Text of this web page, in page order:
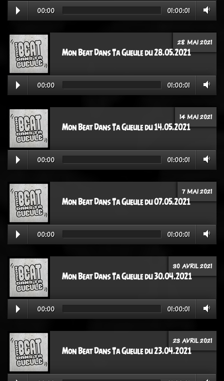
00:00 01:00:01
28 MAI 2021
Mon Beat Dans Ta Gueule du 28.05.2021
00:00 01:00:01
14 MAI 2021
Mon Beat Dans Ta Gueule du 14.05.2021
00:00 01:00:01
7 MAI 2021
Mon Beat Dans Ta Gueule du 07.05.2021
00:00 01:00:01
30 AVRIL 2021
Mon Beat Dans Ta Gueule du 30.04.2021
00:00 01:00:01
23 AVRIL 2021
Mon Beat Dans Ta Gueule du 23.04.2021